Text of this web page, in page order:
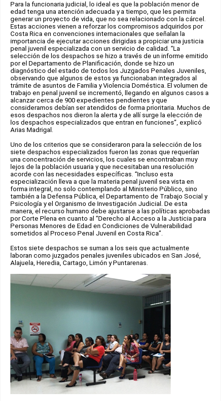
Para la funcionaria judicial, lo ideal es que la población menor de
edad tenga una atención adecuada y a tiempo, que les permita
generar un proyecto de vida, que no sea relacionado con la cárcel.
Estas acciones vienen a reforzar los compromisos adquiridos por
Costa Rica en convenciones internacionales que señalan la
importancia de ejecutar acciones dirigidas a propiciar una justicia
penal juvenil especializada con un servicio de calidad. “La
selección de los despachos se hizo a través de un informe emitido
por el Departamento de Planificación, donde se hizo un
diagnóstico del estado de todos los Juzgados Penales Juveniles,
observando que algunos de estos ya funcionaban integrados al
trámite de asuntos de Familia y Violencia Doméstica. El volumen de
trabajo en penal juvenil se incrementó, llegando en algunos casos a
alcanzar cerca de 900 expedientes pendientes y que
consideramos debían ser atendidos de forma prioritaria. Muchos de
esos despachos nos dieron la alerta y de allí surge la elección de
los despachos especializados que entran en funciones”, explicó
Arias Madrigal.
Uno de los criterios que se consideraron para la selección de los
siete despachos especializados fueron las zonas que requerían
una concentración de servicios, los cuales se encontraban muy
lejos de la población usuaria y que necesitaban una resolución
acorde con las necesidades específicas. “Incluso esta
especialización lleva a que la materia penal juvenil sea vista en
forma integral, no solo contemplando al Ministerio Público, sino
también a la Defensa Pública, el Departamento de Trabajo Social y
Psicología y el Organismo de Investigación Judicial. De esta
manera, el recurso humano debe ajustarse a las políticas aprobadas
por Corte Plena en cuanto al “Derecho al Acceso a la Justicia para
Personas Menores de Edad en Condiciones de Vulnerabilidad
sometidos al Proceso Penal Juvenil en Costa Rica”.
Estos siete despachos se suman a los seis que actualmente
laboran como juzgados penales juveniles ubicados en San José,
Alajuela, Heredia, Cartago, Limón y Puntarenas.